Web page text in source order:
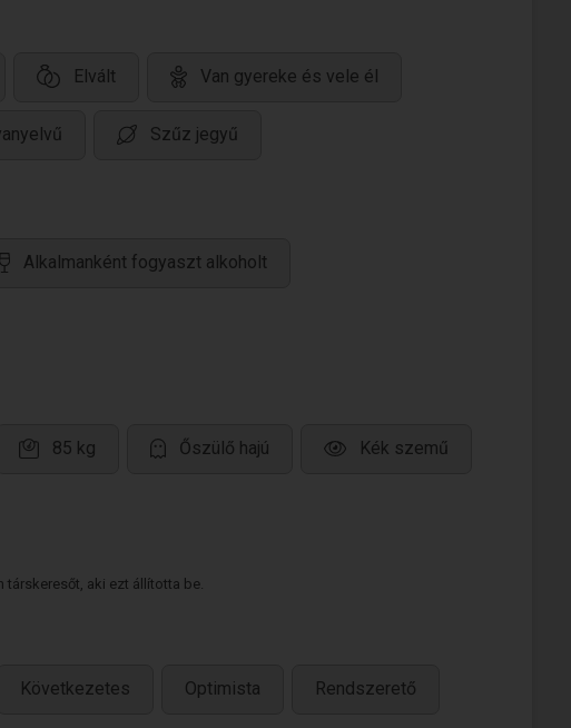
Elvált Van gyereke és vele él
Szűz jegyű
Alkalmanként fogyaszt alkoholt
85 kg Őszülő hajú Kék szemű
társkeresőt, aki ezt állította be.
Következetes Optimista Rendszerető